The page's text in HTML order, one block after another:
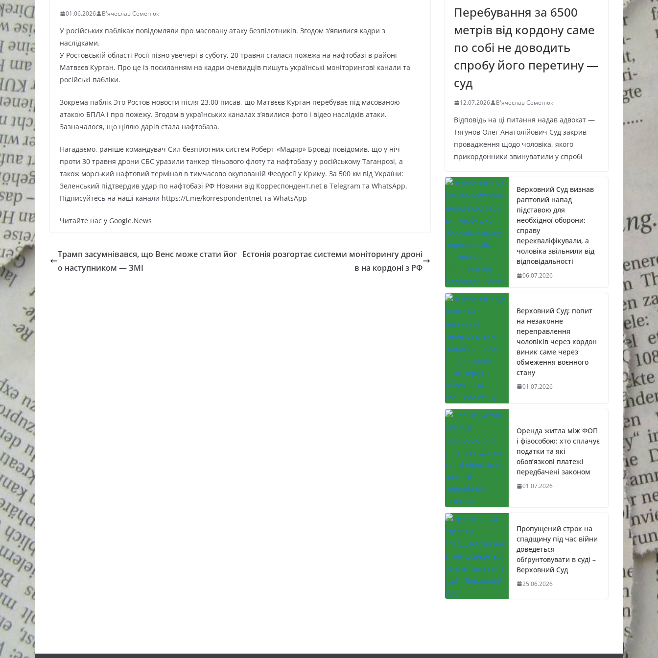
01.06.2026 В'ячеслав Семенюк
У російських пабліках повідомляли про масовану атаку безпілотників. Згодом з’явилися кадри з
наслідками.
У Ростовській області Росії пізно увечері в суботу, 20 травня сталася пожежа на нафтобазі в районі
Матвєєв Курган. Про це із посиланням на кадри очевидців пишуть українські моніторингові канали та
російські пабліки.
Зокрема паблік Это Ростов новости після 23.00 писав, що Матвєєв Курган перебуває під масованою
атакою БПЛА і про пожежу. Згодом в українських каналах з’явилися фото і відео наслідків атаки.
Зазначалося, що ціллю дарів стала нафтобаза.
Нагадаємо, раніше командувач Сил безпілотних систем Роберт «Мадяр» Бровді повідомив, що у ніч
проти 30 травня дрони СБС уразили танкер тіньового флоту та нафтобазу у російському Таганрозі, а
також морський нафтовий термінал в тимчасово окупованій Феодосії у Криму. За 500 км від України:
Зеленський підтвердив удар по нафтобазі РФ Новини від Корреспондент.net в Telegram та WhatsApp.
Підписуйтесь на наші канали https://t.me/korrespondentnet та WhatsApp
Читайте нас у Google.News
Трамп засумнівався, що Венс може стати йог
о наступником — ЗМІ
Естонія розгортає системи моніторингу дроні
в на кордоні з РФ
Перебування за 6500
метрів від кордону саме
по собі не доводить
спробу його перетину —
суд
12.07.2026 В'ячеслав Семенюк
Відповідь на ці питання надав адвокат —
Тягунов Олег Анатолійович Суд закрив
провадження щодо чоловіка, якого
прикордонники звинуватили у спробі
Верховний Суд визнав
раптовий напад
підставою для
необхідної оборони:
справу
перекваліфікували, а
чоловіка звільнили від
відповідальності
06.07.2026
Верховний Суд: попит
на незаконне
переправлення
чоловіків через кордон
виник саме через
обмеження воєнного
стану
01.07.2026
Оренда житла між ФОП
і фізособою: хто сплачує
податки та які
обов’язкові платежі
передбачені законом
01.07.2026
Пропущений строк на
спадщину під час війни
доведеться
обґрунтовувати в суді –
Верховний Суд
25.06.2026